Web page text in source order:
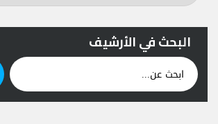
البحث في الأرشيف